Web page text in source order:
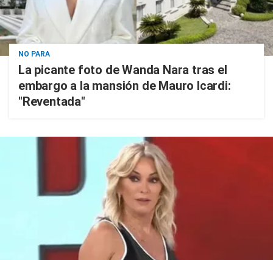
NO PARA
La picante foto de Wanda Nara tras el
embargo a la mansión de Mauro Icardi:
"Reventada"